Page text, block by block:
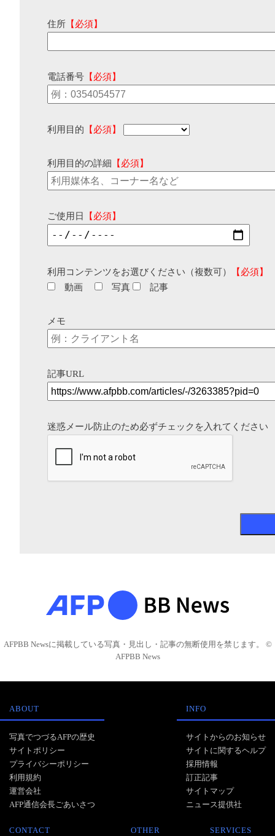
住所 【必須】
電話番号 【必須】
利用目的 【必須】
利用目的の詳細 【必須】
ご使用日 【必須】
利用コンテンツをお選びください（複数可）
【必須】
動画
写真 記事
メモ
記事URL
迷惑メール防止のため必ずチェックを入れてください
AFPBB Newsに掲載している写真・見出し・記事の無断使用を禁じます。 ©
AFPBB News
ABOUT
写真でつづるAFPの歴史
サイトポリシー
プライバシーポリシー
利用規約
運営会社
AFP通信会長ごあいさつ
INFO
サイトからのお知らせ
サイトに関するヘルプ
採用情報
訂正記事
サイトマップ
ニュース提供社
CONTACT OTHER SERVICES